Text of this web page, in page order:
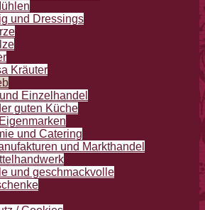
und Dressings
Kräuter
Einzelhandel
guten Küche
und Catering
und Markthandel
und geschmackvolle